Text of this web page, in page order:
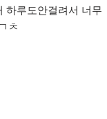
하루도안걸려서 너무
ㅊ